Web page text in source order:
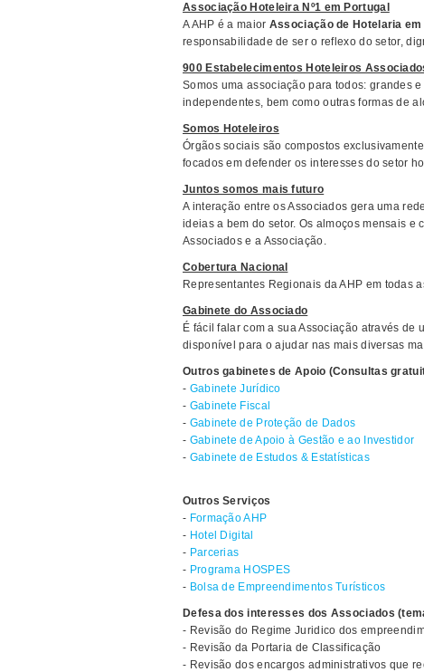
Associação Hoteleira Nº1 em Portugal
A AHP é a maior Associação de Hotelaria em
responsabilidade de ser o reflexo do setor,
900 Estabelecimentos Hoteleiros
Somos uma associação para todos: grandes
independentes, bem como outras formas de
Somos Hoteleiros
Órgãos sociais são compostos
focados em defender os interesses do setor
Juntos somos mais futuro
A interação entre os Associados gera uma
ideias a bem do setor. Os almoços mensais
Associados e a Associação.
Cobertura Nacional
Representantes Regionais da AHP em todas
Gabinete do Associado
É fácil falar com a sua Associação através
disponível para o ajudar nas mais diversas
Outros gabinetes de Apoio (Consultas
- Gabinete Jurídico
- Gabinete Fiscal
- Gabinete de Proteção de Dados
- Gabinete de Apoio à Gestão e ao Investidor
- Gabinete de Estudos & Estatísticas
Outros Serviços
- Formação AHP
- Hotel Digital
- Parcerias
- Programa HOSPES
- Bolsa de Empreendimentos Turísticos
Defesa dos interesses dos Associados
- Revisão do Regime Juridico dos
- Revisão da Portaria de Classificação
- Revisão dos encargos administrativos que